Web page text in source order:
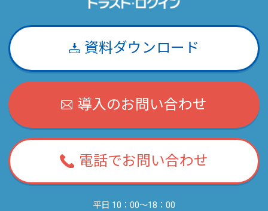
資料ダウンロード
導入のお問い合わせ
電話でお問い合わせ
平日 10：00～18：00